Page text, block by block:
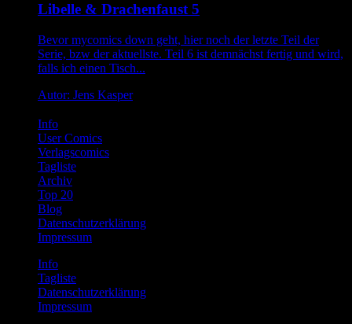
Libelle & Drachenfaust 5
Bevor mycomics down geht, hier noch der letzte Teil der
Serie, bzw der aktuellste. Teil 6 ist demnächst fertig und wird,
falls ich einen Tisch...
Autor: Jens Kasper
Info
User Comics
Verlagscomics
Tagliste
Archiv
Top 20
Blog
Datenschutzerklärung
Impressum
Info
Tagliste
Datenschutzerklärung
Impressum